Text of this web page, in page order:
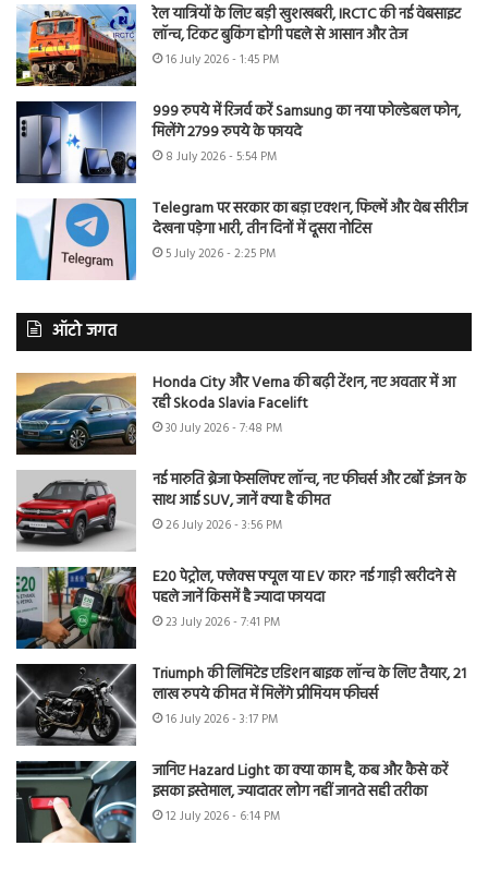
रेल यात्रियों के लिए बड़ी खुशखबरी, IRCTC की नई वेबसाइट
लॉन्च, टिकट बुकिंग होगी पहले से आसान और तेज
16 July 2026 - 1:45 PM
999 रुपये में रिजर्व करें Samsung का नया फोल्डेबल फोन,
मिलेंगे 2799 रुपये के फायदे
8 July 2026 - 5:54 PM
Telegram पर सरकार का बड़ा एक्शन, फिल्में और वेब सीरीज
देखना पड़ेगा भारी, तीन दिनों में दूसरा नोटिस
5 July 2026 - 2:25 PM
ऑटो जगत
Honda City और Verna की बढ़ी टेंशन, नए अवतार में आ
रही Skoda Slavia Facelift
30 July 2026 - 7:48 PM
नई मारुति ब्रेजा फेसलिफ्ट लॉन्च, नए फीचर्स और टर्बो इंजन के
साथ आई SUV, जानें क्या है कीमत
26 July 2026 - 3:56 PM
E20 पेट्रोल, फ्लेक्स फ्यूल या EV कार? नई गाड़ी खरीदने से
पहले जानें किसमें है ज्यादा फायदा
23 July 2026 - 7:41 PM
Triumph की लिमिटेड एडिशन बाइक लॉन्च के लिए तैयार, 21
लाख रुपये कीमत में मिलेंगे प्रीमियम फीचर्स
16 July 2026 - 3:17 PM
जानिए Hazard Light का क्या काम है, कब और कैसे करें
इसका इस्तेमाल, ज्यादातर लोग नहीं जानते सही तरीका
12 July 2026 - 6:14 PM